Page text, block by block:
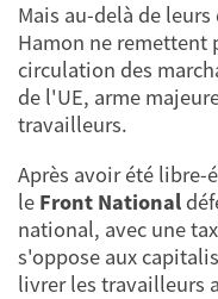
Mais au-delà de
Hamon ne remettent
circulation des
de l'UE, arme
travailleurs.
Après avoir été libre-
le Front National
national, avec une
s'oppose aux
livrer les travailleurs